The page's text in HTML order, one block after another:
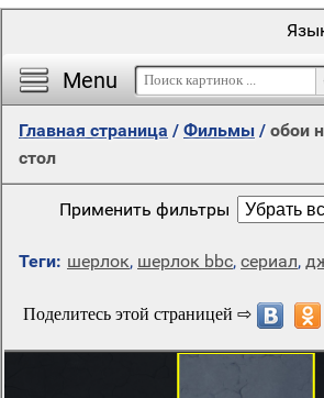
Menu
Главная страница / Фильмы / обои
стол
Применить фильтры
Теги: шерлок, шерлок bbc, сериал,